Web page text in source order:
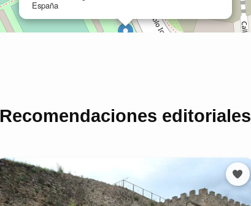
Recomendaciones editoriales